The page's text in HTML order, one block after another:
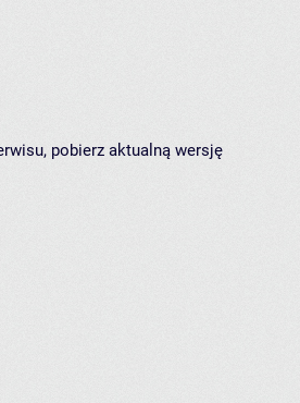
pobierz aktualną wersję